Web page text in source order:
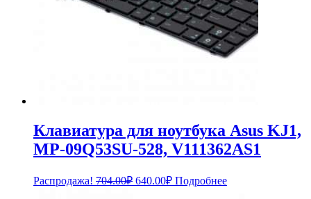
Клавиатура для ноутбука Asus KJ1,
MP-09Q53SU-528, V111362AS1
Распродажа! 704.00₽ Первоначальная
640.00₽Текущая
цена:
Подробнее